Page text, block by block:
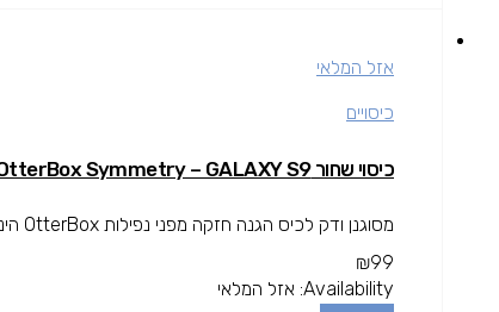
אזל המלאי
כיסויים
כיסוי שחור OtterBox Symmetry – GALAXY S9
מסוגנן ודק לכיס הגנה חזקה מפני נפילות OtterBox הינה חברה בין המובילות בתחום המגן עולה מעל גובה המסך להגנה מרבית.
₪99
Availability: אזל המלאי